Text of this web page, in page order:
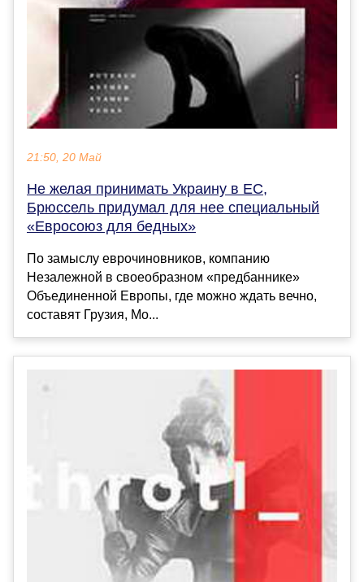
21:50, 20 Май
Не желая принимать Украину в ЕС,
Брюссель придумал для нее специальный
«Евросоюз для бедных»
По замыслу еврочиновников, компанию
Незалежной в своеобразном «предбаннике»
Объединенной Европы, где можно ждать вечно,
составят Грузия, Мо...